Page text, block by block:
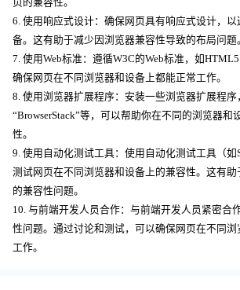
页的兼容性。
6. 使用响应式设计：确保网页具有响应式设计，
备。这有助于减少因浏览器兼容性导致的布局问题
7. 使用Web标准：遵循W3C的Web标准，如
确保网页在不同浏览器和设备上都能正常工作。
8. 使用浏览器扩展程序：安装一些浏览器扩展程序
“BrowserStack”等，可以帮助你在不同的浏览器和
性。
9. 使用自动化测试工具：使用自动化测试工具（如
测试网页在不同浏览器和设备上的兼容性。这有
的兼容性问题。
10. 与前端开发人员合作：与前端开发人员紧密合
性问题。通过讨论和测试，可以确保网页在不同
工作。